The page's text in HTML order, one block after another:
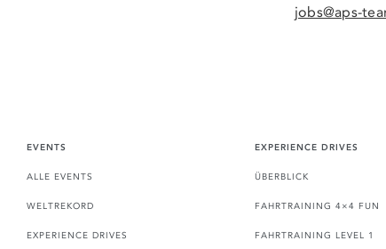
jobs@aps-
EVENTS
ALLE EVENTS
WELTREKORD
EXPERIENCE DRIVES
EXPERIENCE DRIVES
ÜBERBLICK
FAHRTRAINING 4×4 FUN
FAHRTRAINING LEVEL 1